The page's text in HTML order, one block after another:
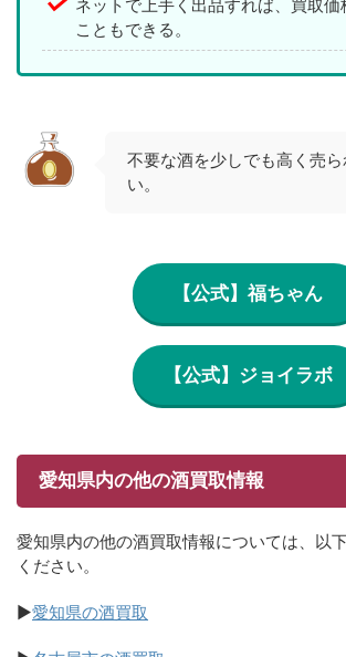
ネットで上手く出品すれば、買取価
こともできる。
不要な酒を少しでも高く売ら
い。
【公式】福ちゃん
【公式】ジョイラボ
愛知県内の他の酒買取情報
愛知県内の他の酒買取情報については、以
ください。
▶愛知県の酒買取